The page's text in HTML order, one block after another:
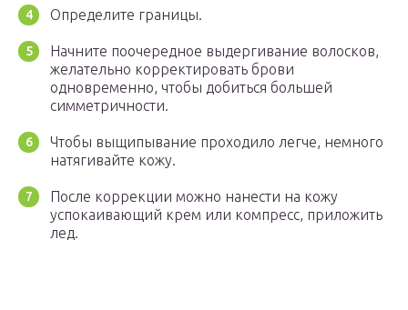
Определите границы.
Начните поочередное выдергивание волосков,
желательно корректировать брови
одновременно, чтобы добиться большей
симметричности.
Чтобы выщипывание проходило легче, немного
натягивайте кожу.
После коррекции можно нанести на кожу
успокаивающий крем или компресс, приложить
лед.